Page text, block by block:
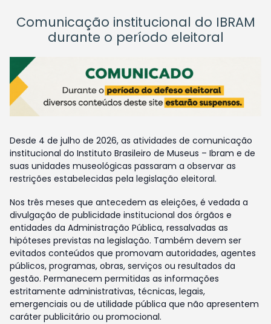
Comunicação institucional do IBRAM
durante o período eleitoral
Desde 4 de julho de 2026, as atividades de comunicação
institucional do Instituto Brasileiro de Museus – Ibram e de
suas unidades museológicas passaram a observar as
restrições estabelecidas pela legislação eleitoral.
Nos três meses que antecedem as eleições, é vedada a
divulgação de publicidade institucional dos órgãos e
entidades da Administração Pública, ressalvadas as
hipóteses previstas na legislação. Também devem ser
evitados conteúdos que promovam autoridades, agentes
públicos, programas, obras, serviços ou resultados da
gestão. Permanecem permitidas as informações
estritamente administrativas, técnicas, legais,
emergenciais ou de utilidade pública que não apresentem
caráter publicitário ou promocional.